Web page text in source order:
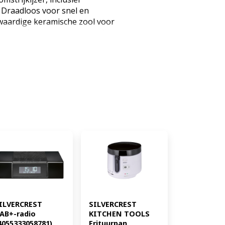
voor snel en
keramische zool voor
strijkpunt voor eenvoudig
Voor stoom- en
/ spray Vermogen: 2000-2400
ml Continue stoomoutput: ca.
Functie: Spuitfunctie,
radio
SILVERCREST
KITCHEN TOOLS